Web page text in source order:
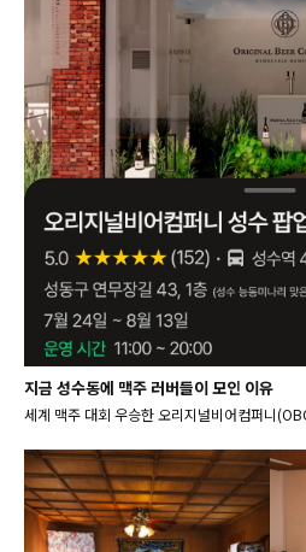
지금 성수동에 맥주 러버들이 모인 이유
세계 맥주 대회 우승한 오리지널비어컴퍼니